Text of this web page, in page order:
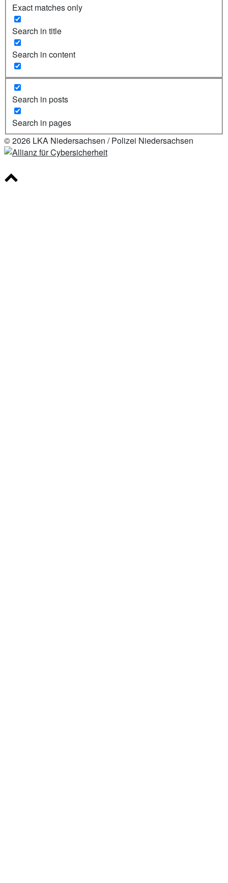
Exact matches only
Search in title
Search in content
Search in posts
Search in pages
© 2026 LKA Niedersachsen / Polizei Niedersachsen
Scroll